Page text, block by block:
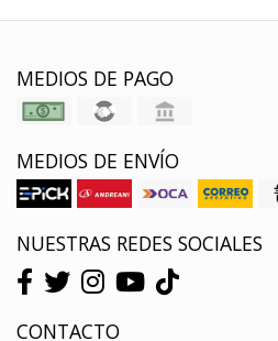
MEDIOS DE PAGO
MEDIOS DE ENVÍO
NUESTRAS REDES SOCIALES
CONTACTO